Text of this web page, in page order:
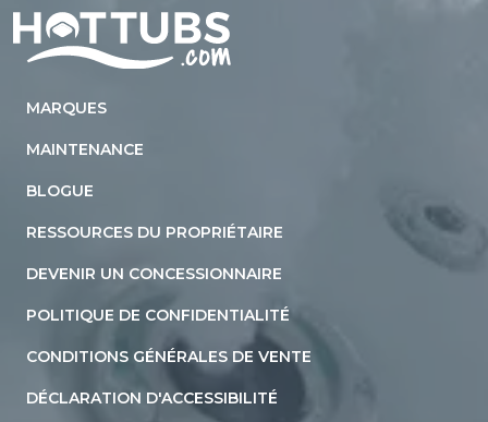
MARQUES
MAINTENANCE
BLOGUE
RESSOURCES DU PROPRIÉTAIRE
DEVENIR UN CONCESSIONNAIRE
POLITIQUE DE CONFIDENTIALITÉ
CONDITIONS GÉNÉRALES DE VENTE
DÉCLARATION D'ACCESSIBILITÉ